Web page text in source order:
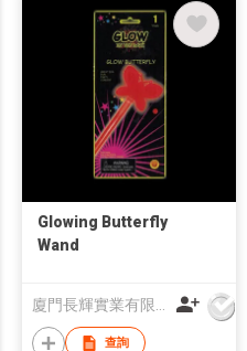
Glowing Butterfly
Wand
廈門長輝實業有限公司
查詢